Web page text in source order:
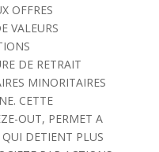
OFFRES
VALEURS
DE RETRAIT
MINORITAIRES
CETTE
OUT, PERMET A
DETIENT PLUS